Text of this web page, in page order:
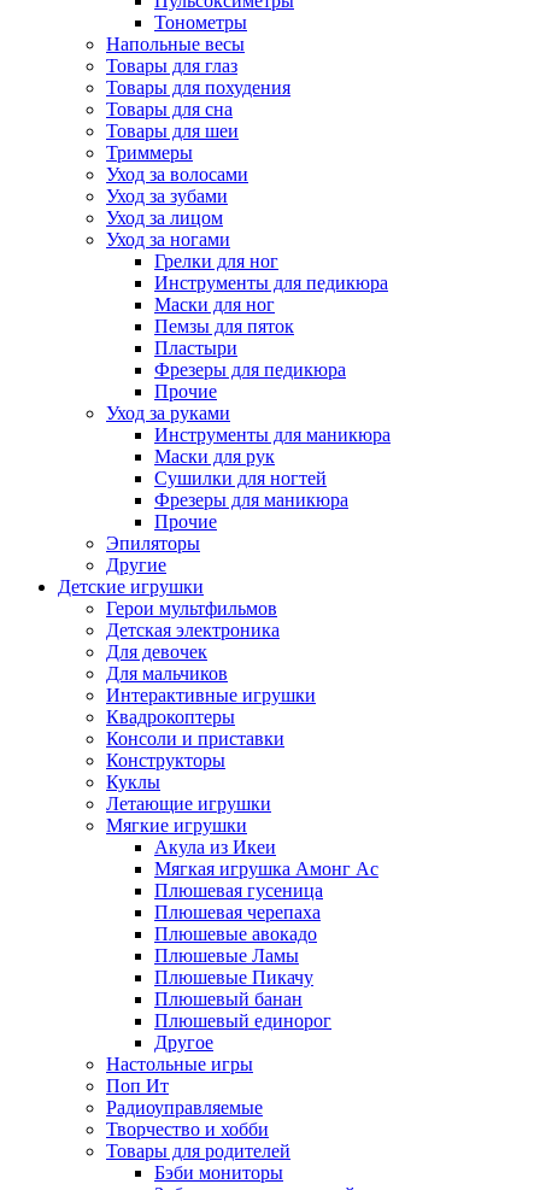
Тонометры
Напольные весы
Товары для глаз
Товары для похудения
Товары для сна
Товары для шеи
Триммеры
Уход за волосами
Уход за зубами
Уход за лицом
Уход за ногами
Грелки для ног
Инструменты для педикюра
Маски для ног
Пемзы для пяток
Пластыри
Фрезеры для педикюра
Прочие
Уход за руками
Инструменты для маникюра
Маски для рук
Сушилки для ногтей
Фрезеры для маникюра
Прочие
Эпиляторы
Другие
Детские игрушки
Герои мультфильмов
Детская электроника
Для девочек
Для мальчиков
Интерактивные игрушки
Квадрокоптеры
Консоли и приставки
Конструкторы
Куклы
Летающие игрушки
Мягкие игрушки
Акула из Икеи
Мягкая игрушка Амонг Ас
Плюшевая гусеница
Плюшевая черепаха
Плюшевые авокадо
Плюшевые Ламы
Плюшевые Пикачу
Плюшевый банан
Плюшевый единорог
Другое
Настольные игры
Поп Ит
Радиоуправляемые
Творчество и хобби
Товары для родителей
Бэби мониторы